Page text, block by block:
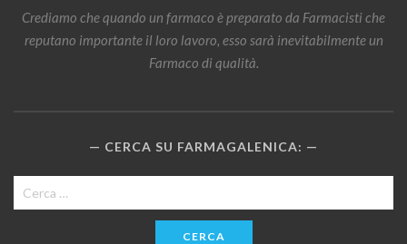
Crediamo che quando un farmaco è preparato da Farmacisti che
reputano importante il loro lavoro, esso sarà inevitabilmente un
Farmaco di qualità.
CERCA SU FARMAGALENICA:
Ricerca
per: